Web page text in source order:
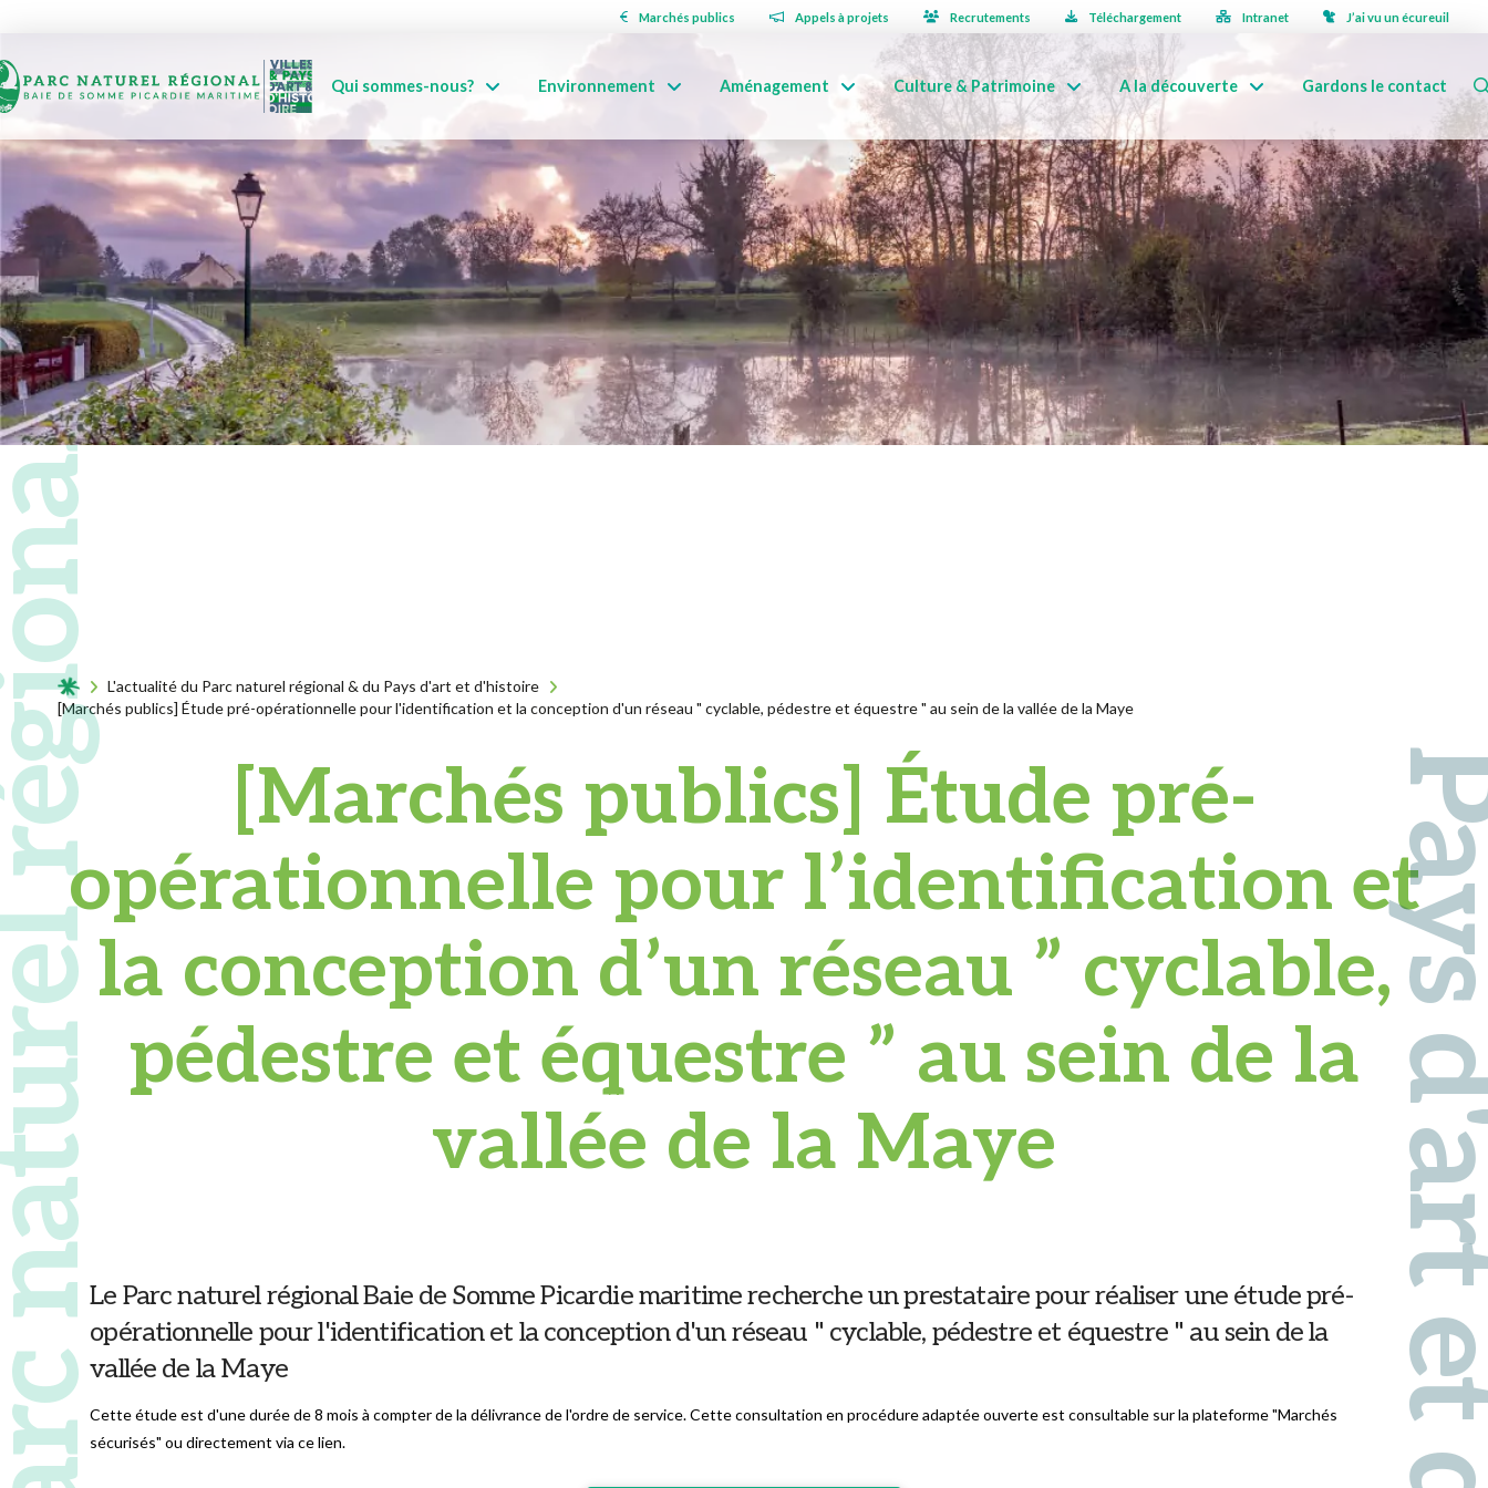
Marchés publics Appels à projets Recrutements Téléchargement Intranet J’ai vu un écureuil
Qui sommes-nous? Environnement Aménagement Culture & Patrimoine A la découverte Gardons le contact
Acceuil L'actualité du Parc naturel régional & du Pays d'art et d'histoire
[Marchés publics] Étude pré-opérationnelle pour l'identification et la conception d'un réseau " cyclable, pédestre et équestre " au sein de la vallée de la Maye
[Marchés publics] Étude pré-
opérationnelle pour l’identification et
la conception d’un réseau ” cyclable,
pédestre et équestre ” au sein de la
vallée de la Maye
Le Parc naturel régional Baie de Somme Picardie maritime recherche un prestataire pour réaliser une étude pré-
opérationnelle pour l'identification et la conception d'un réseau " cyclable, pédestre et équestre " au sein de la
vallée de la Maye
Cette étude est d'une durée de 8 mois à compter de la délivrance de l'ordre de service. Cette consultation en procédure adaptée ouverte est consultable sur la plateforme "Marchés
sécurisés" ou directement via ce lien.